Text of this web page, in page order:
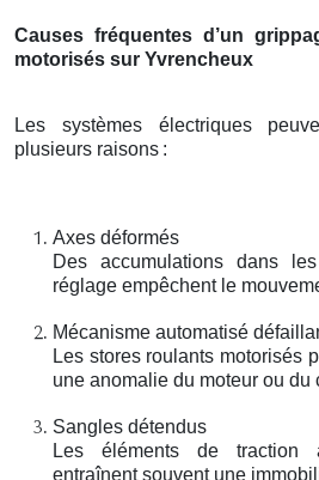
Causes fréquentes d’un
motorisés sur Yvrencheux
Les systèmes électriques
plusieurs raisons :
Axes déformés
Des accumulations dans
réglage empêchent le
Mécanisme automatisé
Les stores roulants motorisés
une anomalie du moteur ou du
Sangles détendus
Les éléments de traction
entraînent souvent une